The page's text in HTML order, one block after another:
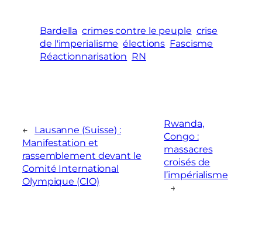
Bardella crimes contre le peuple crise
de l'imperialisme élections Fascisme
Réactionnarisation RN
←
Lausanne (Suisse) :
Manifestation et
rassemblement devant le
Comité International
Olympique (CIO)
Rwanda,
Congo :
massacres
croisés de
l’impérialisme
→